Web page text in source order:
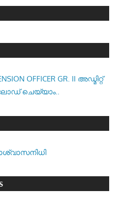
OFFICER GR. II അഡ്മിറ്റ്
ചെയ്യാം..